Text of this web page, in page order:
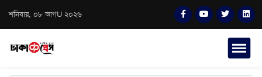
শনিবার, ০৮ আগU ২০২৬